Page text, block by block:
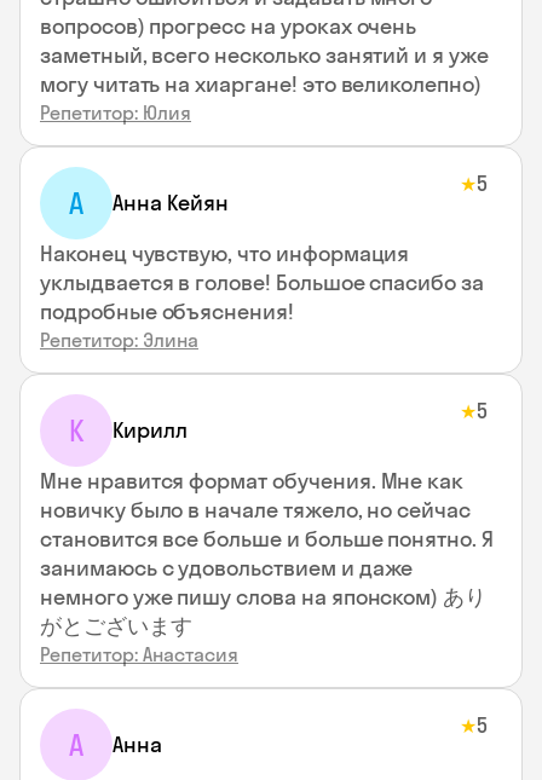
вопросов) прогресс на уроках очень
заметный, всего несколько занятий и я уже
могу читать на хиаргане! это великолепно)
Репетитор: Юлия
А Анна Кейян
★5
Наконец чувствую, что информация
уклыдвается в голове! Большое спасибо за
подробные объяснения!
Репетитор: Элина
К Кирилл
★5
Мне нравится формат обучения. Мне как
новичку было в начале тяжело, но сейчас
становится все больше и больше понятно. Я
занимаюсь с удовольствием и даже
немного уже пишу слова на японском) あり
がとございます
Репетитор: Анастасия
А Анна
★5